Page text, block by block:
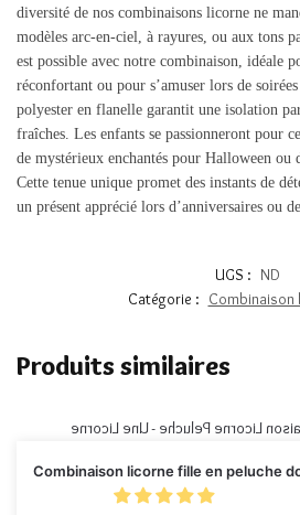
diversité de nos combinaisons licorne ne
modèles arc-en-ciel, à rayures, ou aux tons
est possible avec notre combinaison, idéale
réconfortant ou pour s’amuser lors de
polyester en flanelle garantit une isolation
fraîches. Les enfants se passionneront pour
de mystérieux enchantés pour Halloween ou
Cette tenue unique promet des instants de
un présent apprécié lors d’anniversaires ou
UGS : ND
Catégorie : Combinaison
Produits similaires
Combinaison licorne fille en peluche